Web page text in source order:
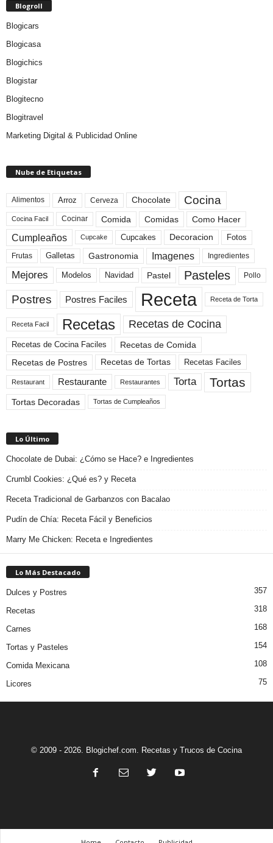
Blogroll
Blogicars
Blogicasa
Blogichics
Blogistar
Blogitecno
Blogitravel
Marketing Digital & Publicidad Online
Nube de Etiquetas
Alimentos Arroz Cerveza Chocolate Cocina
Cocina Facil Cocinar Comida Comidas Como Hacer
Cumpleaños Cupcake Cupcakes Decoracion Fotos
Frutas Galletas Gastronomia Imagenes Ingredientes
Mejores Modelos Navidad Pastel Pasteles Pollo
Postres Postres Faciles Receta Receta de Torta
Receta Facil Recetas Recetas de Cocina
Recetas de Cocina Faciles
Recetas de Comida
Recetas de Postres
Recetas de Tortas Recetas Faciles
Restaurant Restaurante Restaurantes Torta Tortas
Tortas Decoradas Tortas de Cumpleaños
Lo Último
Chocolate de Dubai: ¿Cómo se Hace? e Ingredientes
Crumbl Cookies: ¿Qué es? y Receta
Receta Tradicional de Garbanzos con Bacalao
Pudín de Chía: Receta Fácil y Beneficios
Marry Me Chicken: Receta e Ingredientes
Lo Más Destacado
Dulces y Postres 357
Recetas 318
Carnes 168
Tortas y Pasteles 154
Comida Mexicana 108
Licores 75
© 2009 - 2026. Blogichef.com. Recetas y Trucos de Cocina